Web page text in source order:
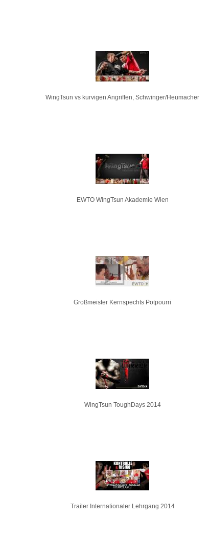
WingTsun vs kurvigen Angriffen, Schwinger/Heumacher
EWTO WingTsun Akademie Wien
Großmeister Kernspechts Potpourri
WingTsun ToughDays 2014
Trailer Internationaler Lehrgang 2014